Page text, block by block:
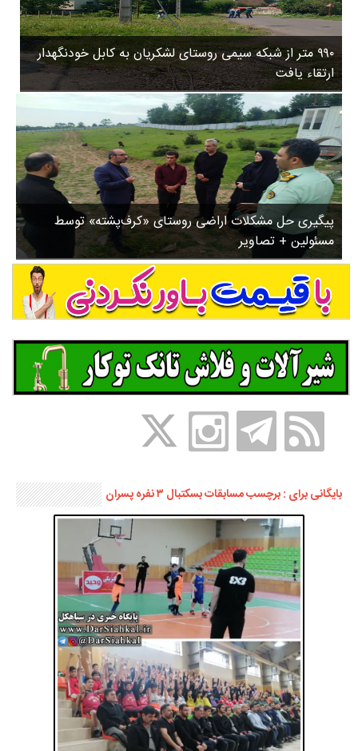
روستاها
ورزشی
سیاسی
چندرسانه ای
مسیر گردشگری دیلمان
درباره ما
۹۹۰ متر از شبکه سیمی روستای لشکریان به کابل خودنگهدار
ارتقاء یافت
پیگیری حل مشکلات اراضی روستای «کرف‌پشته» توسط
مسئولین + تصاویر
۳
۵
۸
ب
ا
ز
ن
ش
س
ت
ش
د
.
بایگانی برای : برچسب مسابقات بسکتبال ۳ نفره پسران